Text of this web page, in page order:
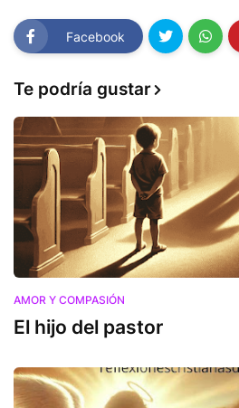
Facebook
Te podría gustar
AMOR Y COMPASIÓN
El hijo del pastor